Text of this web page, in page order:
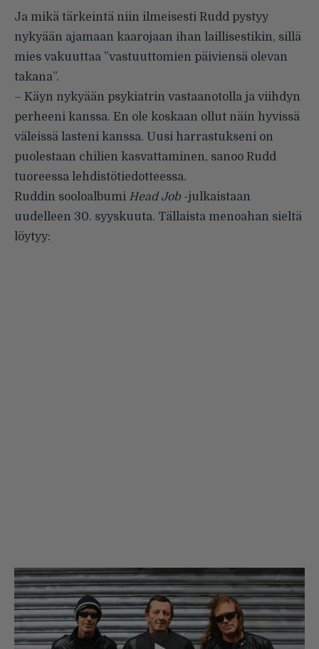
Ja mikä tärkeintä niin ilmeisesti Rudd pystyy
nykyään ajamaan kaarojaan ihan laillisestikin, sillä
mies vakuuttaa ”vastuuttomien päiviensä olevan
takana”.
– Käyn nykyään psykiatrin vastaanotolla ja viihdyn
perheeni kanssa. En ole koskaan ollut näin hyvissä
väleissä lasteni kanssa. Uusi harrastukseni on
puolestaan chilien kasvattaminen, sanoo Rudd
tuoreessa lehdistötiedotteessa.
Ruddin sooloalbumi Head Job -julkaistaan
uudelleen 30. syyskuuta. Tällaista menoahan sieltä
löytyy: